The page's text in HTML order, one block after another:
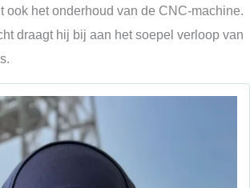
ook het onderhoud van de CNC-machine.
draagt hij bij aan het soepel verloop van